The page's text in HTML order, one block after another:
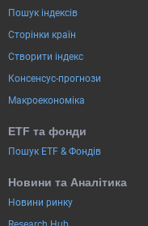
Пошук індексів
Сторінки країн
Створити індекс
Консенсус-прогнози
Макроекономіка
ETF та фонди
Пошук ETF & Фондів
Новини та Аналітика
Новини ринку